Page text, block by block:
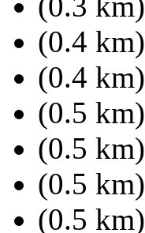
(0.4 km)
(0.4 km)
(0.5 km)
(0.5 km)
(0.5 km)
(0.5 km)